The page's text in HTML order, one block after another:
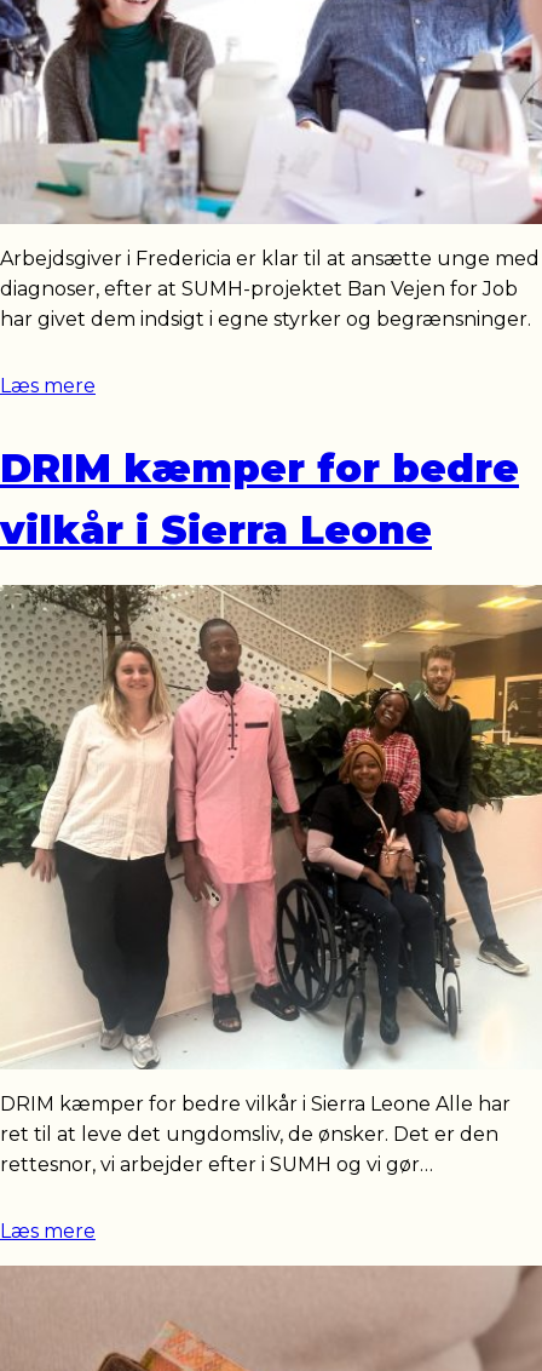
Arbejdsgiver i Fredericia er klar til at ansætte unge med
diagnoser, efter at SUMH-projektet Ban Vejen for Job
har givet dem indsigt i egne styrker og begrænsninger.
Læs mere
DRIM kæmper for bedre
vilkår i Sierra Leone
DRIM kæmper for bedre vilkår i Sierra Leone Alle har
ret til at leve det ungdomsliv, de ønsker. Det er den
rettesnor, vi arbejder efter i SUMH og vi gør…
Læs mere